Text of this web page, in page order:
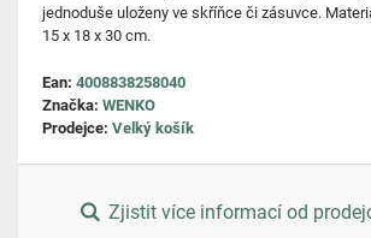
jednoduše uloženy ve skříňce či zásuvce.
15 x 18 x 30 cm.
Ean: 4008838258040
Značka: WENKO
Prodejce: Velký košík
Zjistit více informací od